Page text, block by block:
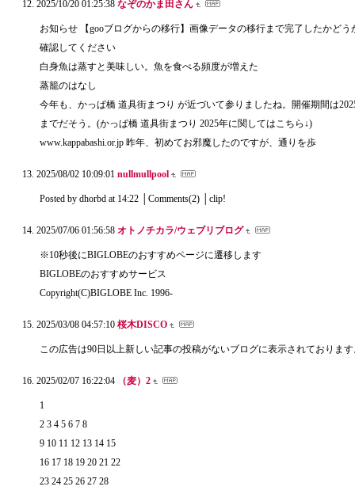
2025/10/20 01:25:38 なぞのかま田さん
お知らせ 【gooブログからの移行】画像データの移行まで完了したかどう
確認してください
白身魚は蒸すと美味しい。魚を食べる頻度が増えた
蒸籠のはなし
今年も、かっぱ橋 道具街まつり が近づいて参りましたね。開催期間は
までだそう。(かっぱ橋 道具街まつり 2025年に関してはこちら↓)
www.kappabashi.or.jp 昨年、初めてお邪魔したのですが、通りを歩
2025/08/02 10:09:01 nullmullpool
Posted by dhorbd at 14:22 │Comments(2) │clip!
2025/07/06 01:56:58 オトノチカラ/ウェブリブログ
※10秒後にBIGLOBEのおすすめページに遷移します
BIGLOBEのおすすめサービス
Copyright(C)BIGLOBE Inc. 1996-
2025/03/08 04:57:10 桜木DISCO
この広告は90日以上新しい記事の投稿がないブログに表示されておりま
2025/02/07 16:22:04 （麦）2
1
2 3 4 5 6 7 8
9 10 11 12 13 14 15
16 17 18 19 20 21 22
23 24 25 26 27 28